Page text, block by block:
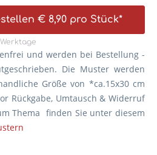
€ 8,90 pro Stück*
und werden bei Bestellung -
Die Muster werden
Größe von *ca.15x30 cm
Rückgabe, Umtausch & Widerruf
Thema finden Sie unter diesem